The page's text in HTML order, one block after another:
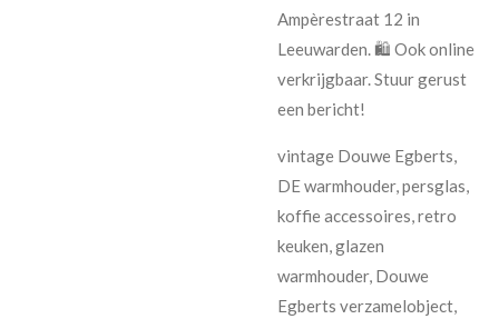
Ampèrestraat 12 in
Leeuwarden. 🛍️ Ook online
verkrijgbaar. Stuur gerust
een bericht!
vintage Douwe Egberts,
DE warmhouder, persglas,
koffie accessoires, retro
keuken, glazen
warmhouder, Douwe
Egberts verzamelobject,